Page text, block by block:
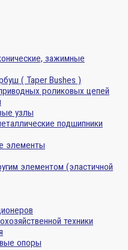
зажимные
( Taper Bushes )
роликовых цепей
узлы
подшипники
элементы
элементом (эластичной
техники
опоры